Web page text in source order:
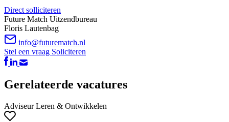
Direct solliciteren
Future Match Uitzendbureau
Floris Lautenbag
info@futurematch.nl
Stel een vraag Soliciteren
Gerelateerde vacatures
Adviseur Leren & Ontwikkelen